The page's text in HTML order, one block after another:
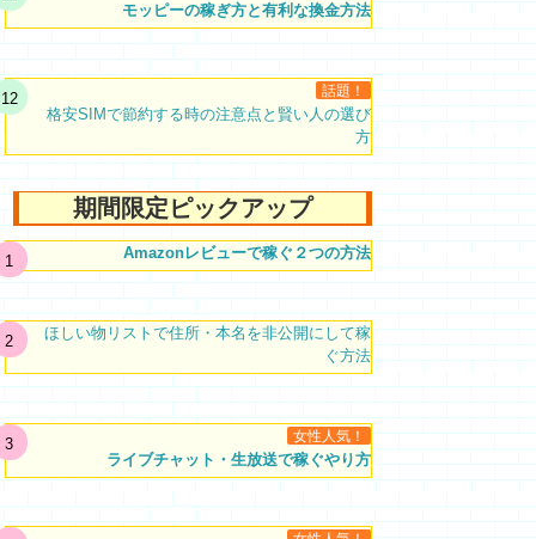
モッピーの稼ぎ方と有利な換金方法
話題！
格安SIMで節約する時の注意点と賢い人の選び
方
期間限定ピックアップ
Amazonレビューで稼ぐ２つの方法
ほしい物リストで住所・本名を非公開にして稼
ぐ方法
女性人気！
ライブチャット・生放送で稼ぐやり方